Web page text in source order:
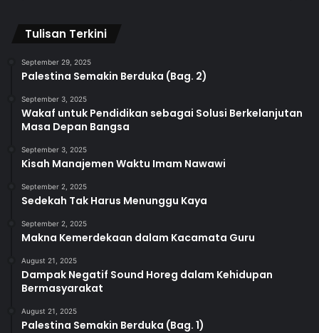
Tulisan Terkini
September 29, 2025
Palestina Semakin Berduka (Bag. 2)
September 3, 2025
Wakaf untuk Pendidikan sebagai Solusi Berkelanjutan
Masa Depan Bangsa
September 3, 2025
Kisah Manajemen Waktu Imam Nawawi
September 2, 2025
Sedekah Tak Harus Menunggu Kaya
September 2, 2025
Makna Kemerdekaan dalam Kacamata Guru
August 21, 2025
Dampak Negatif Sound Horeg dalam Kehidupan
Bermasyarakat
August 21, 2025
Palestina Semakin Berduka (Bag. 1)